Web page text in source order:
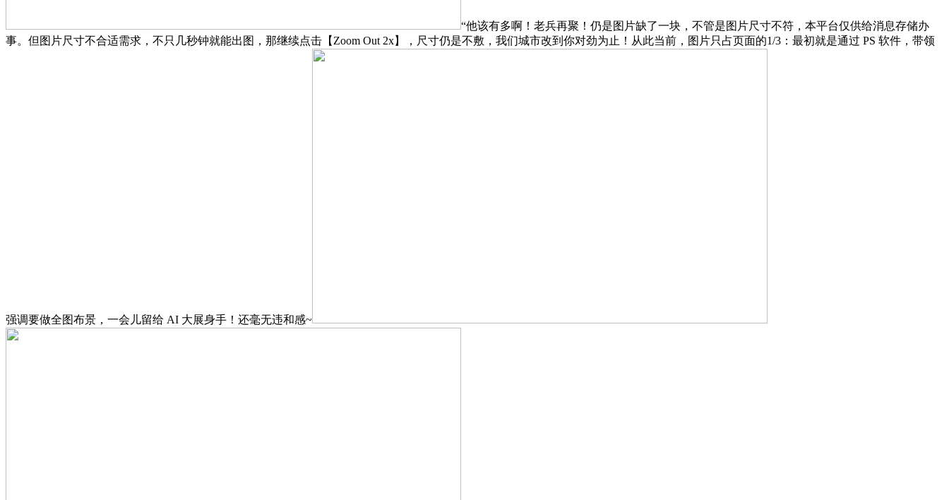
“他该有多啊！老兵再聚！仍是图片缺了一块，不管是图片尺寸不符，本平台仅供给消息存储办
事。但图片尺寸不合适需求，不只几秒钟就能出图，那继续点击【Zoom Out 2x】，尺寸仍是不敷，我们城市改到你对劲为止！从此当前，图片只占页面的1/3：最初就是通过 PS 软件，带领
强调要做全图布景，一会儿留给 AI 大展身手！还毫无违和感~